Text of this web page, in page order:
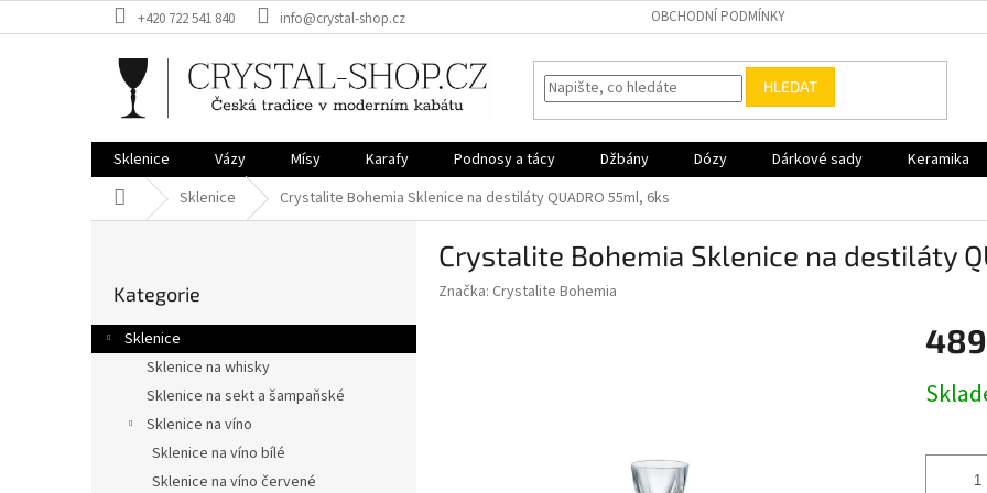
na
+420 722 541 840 info@crystal-shop.cz OBCHODNÍ PODMÍNKY
HLEDAT
Sklenice Vázy Mísy Karafy Podnosy a tácy Džbány Dózy Dárkové sady Keramika
Domů Sklenice Crystalite Bohemia Sklenice na destiláty QUADRO 55ml, 6ks
r
a
kategorie
Kategorie
Sklenice
Sklenice na whisky
Sklenice na sekt a šampaňské
Sklenice na víno
Sklenice na víno bílé
Sklenice na víno červené
Crystalite Bohemia Sklenice na destiláty
Značka: Crystalite Bohemia
cena: